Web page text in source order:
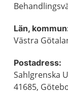
Län,
Västra
Postadress:
Sahlgrenska
41685,